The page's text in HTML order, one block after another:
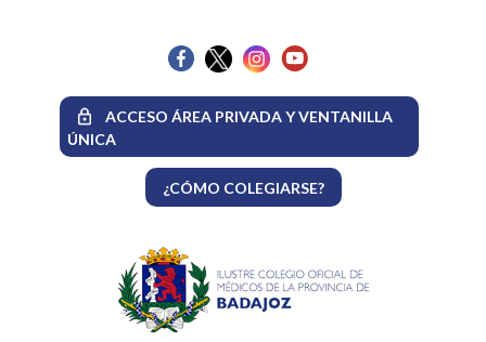
ACCESO ÁREA PRIVADA Y VENTANILLA
ÚNICA
¿CÓMO COLEGIARSE?